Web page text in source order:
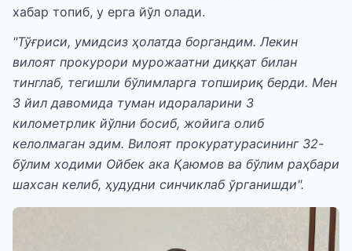
хабар топиб, у ерга йўл олади.
"Тўғриси, умидсиз ҳолатда боргандим. Лекин
вилоят прокурори мурожаатни диққат билан
тинглаб, тегишли бўлимларга топшириқ берди. Мен
3 йил давомида туман идораларини 3
километрлик йўлни босиб, жойига олиб
келолмаган эдим. Вилоят прокуратурасининг 32-
бўлим ходими Ойбек ака Қаюмов ва бўлим раҳбари
шахсан келиб, ҳудудни синчиклаб ўрганишди".